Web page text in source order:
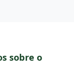
sobre o